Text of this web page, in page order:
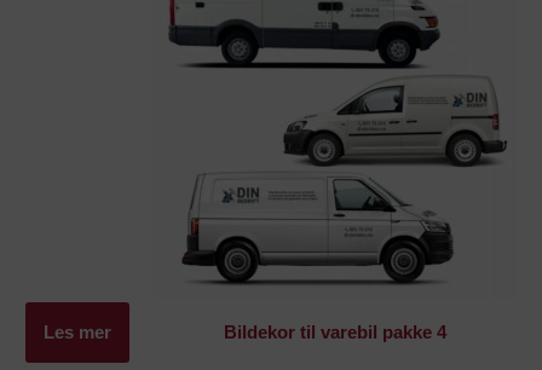
Les mer Bildekor til varebil pakke 4